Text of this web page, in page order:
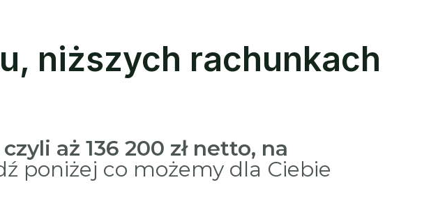
niższych rachunkach
aż 136 200 zł netto, na
poniżej co możemy dla Ciebie